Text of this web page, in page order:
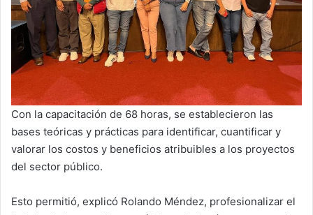
Con la capacitación de 68 horas, se establecieron las
bases teóricas y prácticas para identificar, cuantificar y
valorar los costos y beneficios atribuibles a los proyectos
del sector público.
Esto permitió, explicó Rolando Méndez, profesionalizar el